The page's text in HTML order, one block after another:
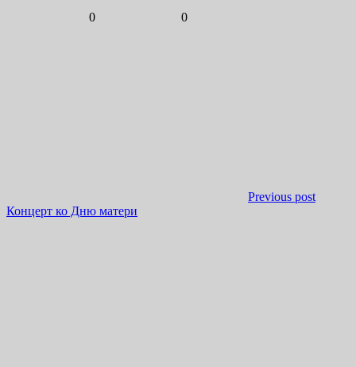
0 0
Previous post
Концерт ко Дню матери